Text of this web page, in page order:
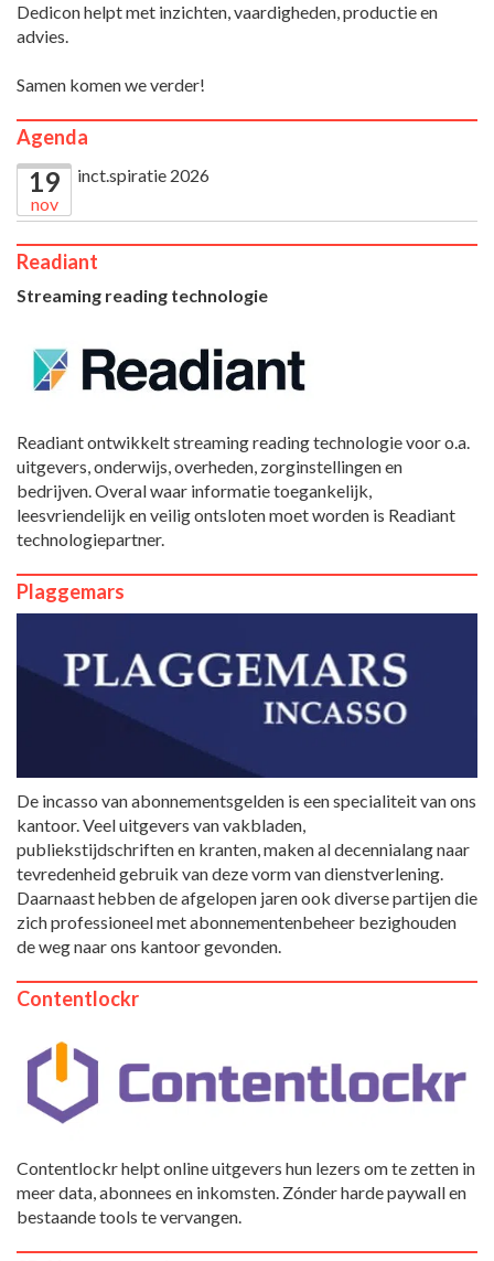
Dedicon helpt met inzichten, vaardigheden, productie en
advies.
Samen komen we verder!
Agenda
19
nov
inct.spiratie 2026
Readiant
Streaming reading technologie
Readiant ontwikkelt streaming reading technologie voor o.a.
uitgevers, onderwijs, overheden, zorginstellingen en
bedrijven. Overal waar informatie toegankelijk,
leesvriendelijk en veilig ontsloten moet worden is Readiant
technologiepartner.
Plaggemars
De incasso van abonnementsgelden is een specialiteit van ons
kantoor. Veel uitgevers van vakbladen,
publiekstijdschriften en kranten, maken al decennialang naar
tevredenheid gebruik van deze vorm van dienstverlening.
Daarnaast hebben de afgelopen jaren ook diverse partijen die
zich professioneel met abonnementenbeheer bezighouden
de weg naar ons kantoor gevonden.
Contentlockr
Contentlockr helpt online uitgevers hun lezers om te zetten in
meer data, abonnees en inkomsten. Zónder harde paywall en
bestaande tools te vervangen.